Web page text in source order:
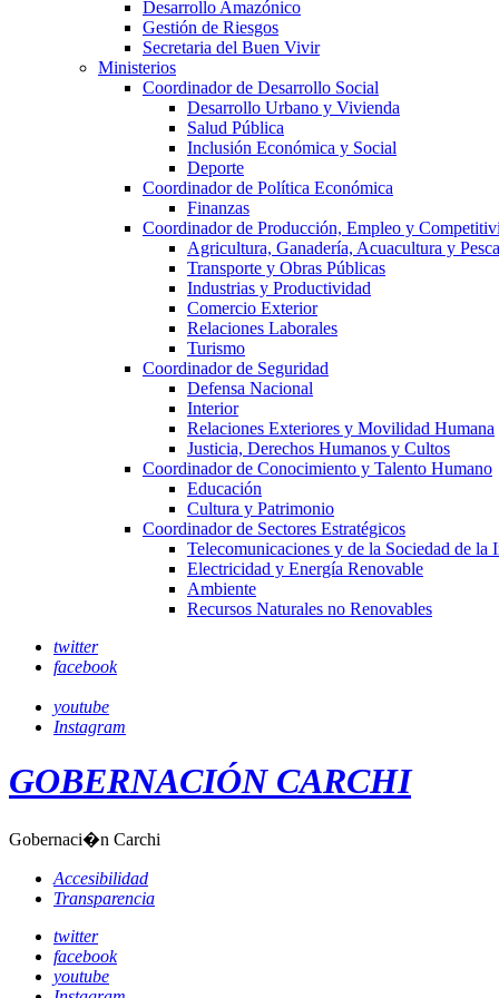
Desarrollo Amazónico
Gestión de Riesgos
Secretaria del Buen Vivir
Ministerios
Coordinador de Desarrollo Social
Desarrollo Urbano y Vivienda
Salud Pública
Inclusión Económica y Social
Deporte
Coordinador de Política Económica
Finanzas
Coordinador de Producción, Empleo y
Agricultura, Ganadería, Acuacultura y Pesca
Transporte y Obras Públicas
Industrias y Productividad
Comercio Exterior
Relaciones Laborales
Turismo
Coordinador de Seguridad
Defensa Nacional
Interior
Relaciones Exteriores y Movilidad Humana
Justicia, Derechos Humanos y Cultos
Coordinador de Conocimiento y Talento Humano
Educación
Cultura y Patrimonio
Coordinador de Sectores Estratégicos
Telecomunicaciones y de la Sociedad de la
Electricidad y Energía Renovable
Ambiente
Recursos Naturales no Renovables
twitter
facebook
youtube
Instagram
GOBERNACIÓN CARCHI
Gobernaci�n Carchi
Accesibilidad
Transparencia
twitter
facebook
youtube